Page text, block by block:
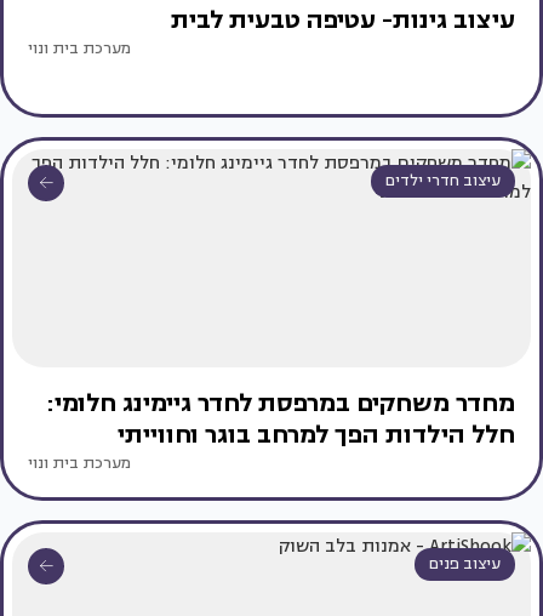
עיצוב גינות- עטיפה טבעית לבית
מערכת בית ונוי
עיצוב חדרי ילדים
מחדר משחקים במרפסת לחדר גיימינג חלומי:
חלל הילדות הפך למרחב בוגר וחווייתי
מערכת בית ונוי
עיצוב פנים